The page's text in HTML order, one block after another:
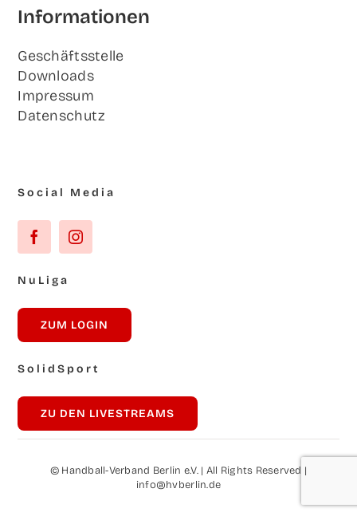
Infor­ma­tio­nen
Geschäfts­stel­le
Down­loads
Impres­sum
Daten­schutz
Social Media
NuLi­ga
ZUM LOG­IN
Solid­Sport
ZU DEN LIVESTREAMS
© Hand­ball-Ver­band Ber­lin e.V. | All Rights Reser­ved |
info@hvberlin.de